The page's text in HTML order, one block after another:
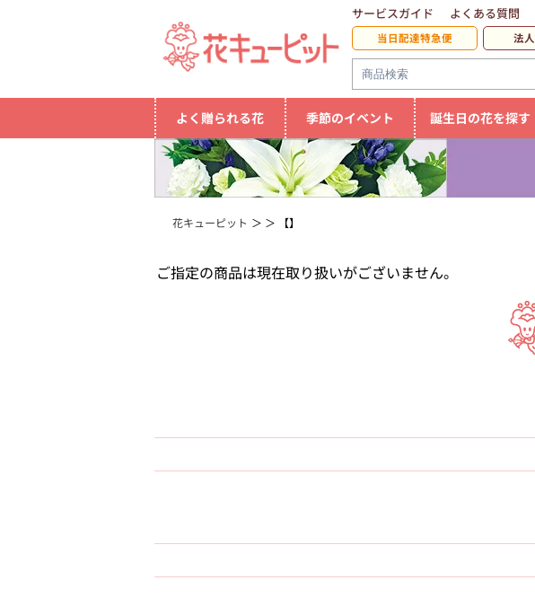
サービスガイド よくある質問
当日配達特急便 法
よく贈られる花 季節のイベント 誕生日の花を探す
花キューピット 【】
ご指定の商品は現在取り扱いがございません。